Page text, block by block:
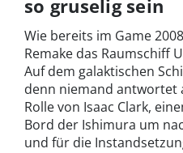
so gruselig sein
Wie bereits im Game
Remake das Raumschiff
Auf dem galaktischen
denn niemand antwortet
Rolle von Isaac Clark,
Bord der Ishimura um
und für die